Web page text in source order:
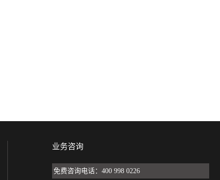
业务咨询
免费咨询电话：400 998 0226